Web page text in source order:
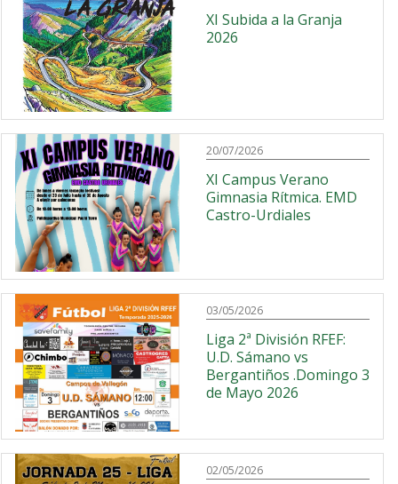
XI Subida a la Granja
2026
20/07/2026
XI Campus Verano
Gimnasia Rítmica. EMD
Castro-Urdiales
03/05/2026
Liga 2ª División RFEF:
U.D. Sámano vs
Bergantiños .Domingo 3
de Mayo 2026
02/05/2026